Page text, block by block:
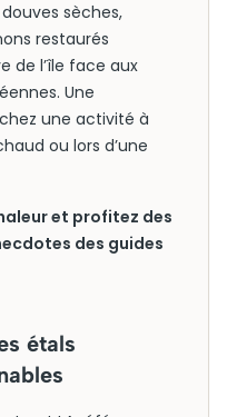
sèches,
restaurés
de l’île face aux
Une
une activité à
ou lors d’une
et profitez des
des guides
étals